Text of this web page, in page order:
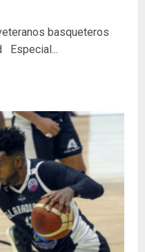
basqueteros
Especial...